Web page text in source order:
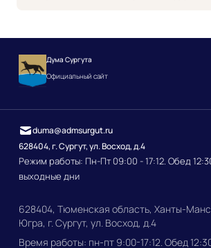
Дума Сургута
Официальный сайт
628404, г. Сургут, ул. Восход, д.4
Режим работы: Пн-Пт 09:00 - 17:12. Обед
выходные дни
duma@admsurgut.ru
628404, Тюменская область, Ханты-
Югра, г. Сургут, ул. Восход, д.4
Время работы: пн-пт 9:00-17:12. Обед